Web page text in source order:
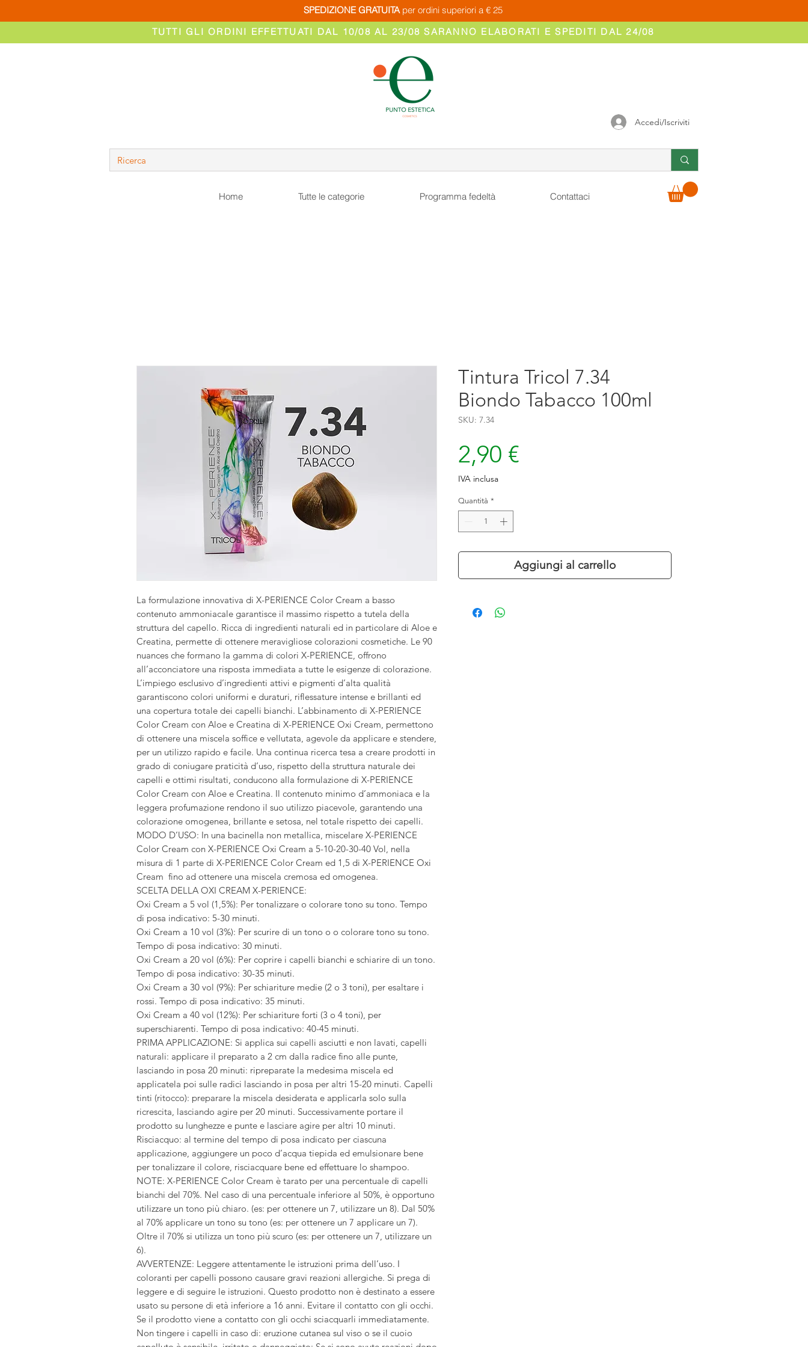
SPEDIZIONE GRATUITAper ordini superiori a € 25
TUTTI GLI ORDINI EFFETTUATI DAL 10/08 AL 23/08 SARANNO ELABORATI E SPEDITI DAL 24/08
Accedi/Iscriviti
Home Tutte le categorie Programma fedeltà Contattaci
La formulazione innovativa di X-PERIENCE Color Cream a basso
contenuto ammoniacale garantisce il massimo rispetto a tutela della
struttura del capello. Ricca di ingredienti naturali ed in particolare di Aloe e
Creatina, permette di ottenere meravigliose colorazioni cosmetiche. Le 90
nuances che formano la gamma di colori X-PERIENCE, offrono
all’acconciatore una risposta immediata a tutte le esigenze di colorazione.
L’impiego esclusivo d’ingredienti attivi e pigmenti d’alta qualità
garantiscono colori uniformi e duraturi, riflessature intense e brillanti ed
una copertura totale dei capelli bianchi. L’abbinamento di X-PERIENCE
Color Cream con Aloe e Creatina di X-PERIENCE Oxi Cream, permettono
di ottenere una miscela soffice e vellutata, agevole da applicare e stendere,
per un utilizzo rapido e facile. Una continua ricerca tesa a creare prodotti in
grado di coniugare praticità d’uso, rispetto della struttura naturale dei
capelli e ottimi risultati, conducono alla formulazione di X-PERIENCE
Color Cream con Aloe e Creatina. Il contenuto minimo d’ammoniaca e la
leggera profumazione rendono il suo utilizzo piacevole, garantendo una
colorazione omogenea, brillante e setosa, nel totale rispetto dei capelli.
MODO D’USO: In una bacinella non metallica, miscelare X-PERIENCE
Color Cream con X-PERIENCE Oxi Cream a 5-10-20-30-40 Vol, nella
misura di 1 parte di X-PERIENCE Color Cream ed 1,5 di X-PERIENCE Oxi
Cream fino ad ottenere una miscela cremosa ed omogenea.
SCELTA DELLA OXI CREAM X-PERIENCE:
Oxi Cream a 5 vol (1,5%): Per tonalizzare o colorare tono su tono. Tempo
di posa indicativo: 5-30 minuti.
Oxi Cream a 10 vol (3%): Per scurire di un tono o o colorare tono su tono.
Tempo di posa indicativo: 30 minuti.
Oxi Cream a 20 vol (6%): Per coprire i capelli bianchi e schiarire di un tono.
Tempo di posa indicativo: 30-35 minuti.
Oxi Cream a 30 vol (9%): Per schiariture medie (2 o 3 toni), per esaltare i
rossi. Tempo di posa indicativo: 35 minuti.
Oxi Cream a 40 vol (12%): Per schiariture forti (3 o 4 toni), per
superschiarenti. Tempo di posa indicativo: 40-45 minuti.
PRIMA APPLICAZIONE: Si applica sui capelli asciutti e non lavati, capelli
naturali: applicare il preparato a 2 cm dalla radice fino alle punte,
lasciando in posa 20 minuti: ripreparate la medesima miscela ed
applicatela poi sulle radici lasciando in posa per altri 15-20 minuti. Capelli
tinti (ritocco): preparare la miscela desiderata e applicarla solo sulla
ricrescita, lasciando agire per 20 minuti. Successivamente portare il
prodotto su lunghezze e punte e lasciare agire per altri 10 minuti.
Risciacquo: al termine del tempo di posa indicato per ciascuna
applicazione, aggiungere un poco d’acqua tiepida ed emulsionare bene
per tonalizzare il colore, risciacquare bene ed effettuare lo shampoo.
NOTE: X-PERIENCE Color Cream è tarato per una percentuale di capelli
bianchi del 70%. Nel caso di una percentuale inferiore al 50%, è opportuno
utilizzare un tono più chiaro. (es: per ottenere un 7, utilizzare un 8). Dal 50%
al 70% applicare un tono su tono (es: per ottenere un 7 applicare un 7).
Oltre il 70% si utilizza un tono più scuro (es: per ottenere un 7, utilizzare un
6).
AVVERTENZE: Leggere attentamente le istruzioni prima dell’uso. I
coloranti per capelli possono causare gravi reazioni allergiche. Si prega di
leggere e di seguire le istruzioni. Questo prodotto non è destinato a essere
usato su persone di età inferiore a 16 anni. Evitare il contatto con gli occhi.
Se il prodotto viene a contatto con gli occhi sciacquarli immediatamente.
Non tingere i capelli in caso di: eruzione cutanea sul viso o se il cuoio
Tintura Tricol 7.34
Biondo Tabacco 100ml
SKU: 7.34
2,90 €
IVA inclusa
Quantità *
Aggiungi al carrello